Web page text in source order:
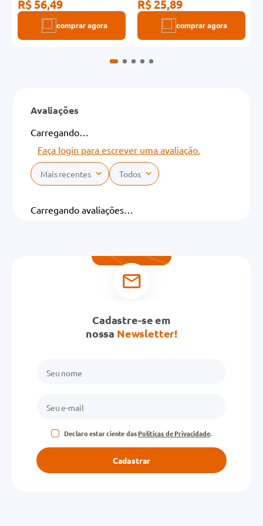
R$ 56,49
comprar agora
R$ 25,89
comprar agora
Avaliações
Carregando…
Faça login para escrever uma avaliação.
Mais recentes Todos
Carregando avaliações…
Cadastre-se em
nossa Newsletter!
Declaro estar ciente dasPolíticas de Privacidade.
Cadastrar